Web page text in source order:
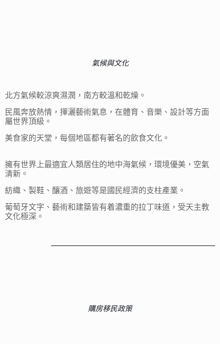
氣候與文化
北方氣候較涼爽濕潤，南方較溫和乾燥。
民風奔放熱情，揮灑藝術氣息，在體育、音樂、設計等方面
屬世界頂級。
美食家的天堂，每個地區都有著名的飲食文化。
擁有世界上最適宜人類居住的地中海氣候，環境優美，空氣
清新。
紡織、製鞋、釀酒、旅遊等是國民經濟的支柱產業。
葡萄牙文字、藝術和建築皆有着濃重的拉丁味道，受天主教
文化極深。
購房移民政策